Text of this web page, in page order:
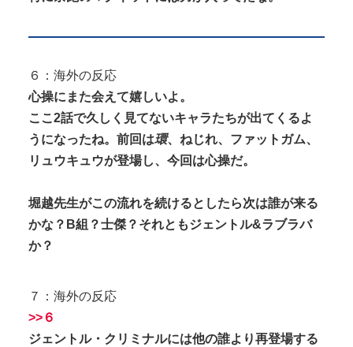
６：海外の反応
心操にまた会えて嬉しいよ。
ここ2話で久しく見てないキャラたちが出てくるよ
うになったね。前回は環、ねじれ、ファットガム、
リュウキュウが登場し、今回は心操だ。
堀越先生がこの流れを続けるとしたら次は誰が来る
かな？B組？士傑？それともジェントル&ラブラバ
か？
７：海外の反応
>>６
ジェントル・クリミナルには他の誰より再登場する